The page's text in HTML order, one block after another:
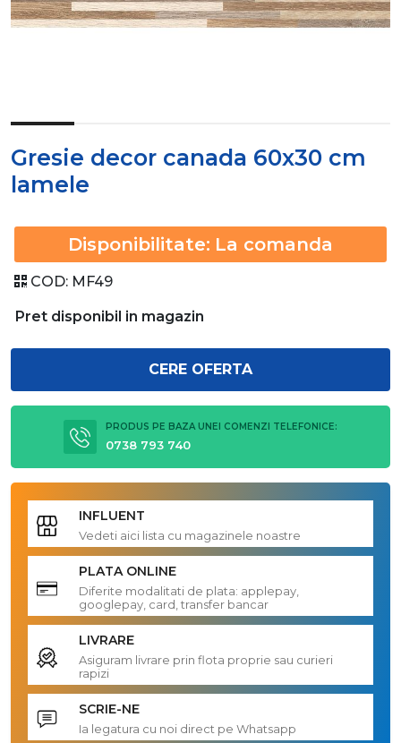
Gresie decor canada 60x30 cm
lamele
Disponibilitate: La comanda
COD: MF49
Pret disponibil in magazin
CERE OFERTA
PRODUS PE BAZA UNEI COMENZI TELEFONICE:
0738 793 740
INFLUENT
Vedeti aici lista cu magazinele noastre
PLATA ONLINE
Diferite modalitati de plata: applepay,
googlepay, card, transfer bancar
LIVRARE
Asiguram livrare prin flota proprie sau curieri
rapizi
SCRIE-NE
Ia legatura cu noi direct pe Whatsapp